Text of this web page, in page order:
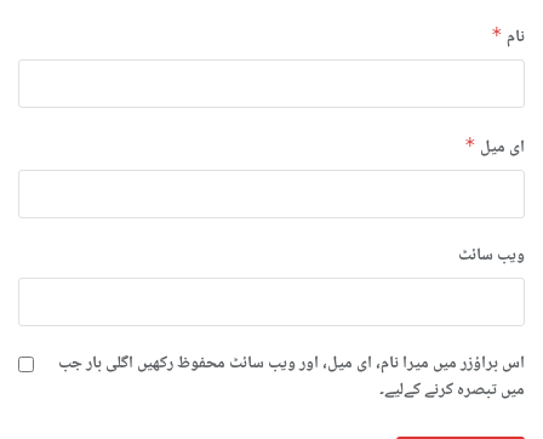
نام *
ای میل *
ویب‌ سائٹ
اس براؤزر میں میرا نام، ای میل، اور ویب سائٹ محفوظ رکھیں اگلی بار جب
میں تبصرہ کرنے کےلیے۔